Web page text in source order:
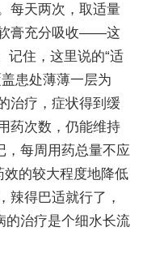
每天两次，取适量
膏充分吸收——这
记住，这里说的“适
患处薄薄一层为
治疗，症状得到缓
药次数，仍能维持
，每周用药总量不应
效的较大程度地降低
辣得巴适就行了，
的治疗是个细水长流